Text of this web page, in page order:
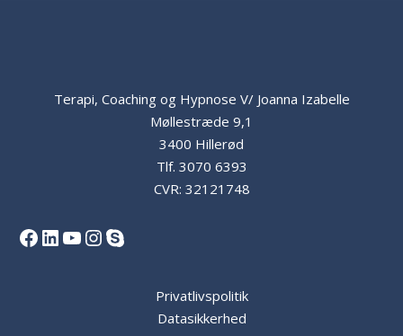
Terapi, Coaching og Hypnose V/ Joanna Izabelle
Møllestræde 9,1
3400 Hillerød
Tlf. 3070 6393
CVR: 32121748
Facebook
LinkedIn
YouTube
Instagram
Skype
Privatlivspolitik
Datasikkerhed